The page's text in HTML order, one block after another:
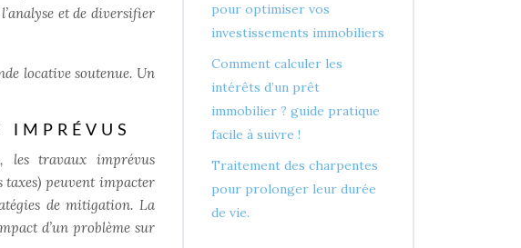
et de diversifier
locative soutenue. Un
IMPRÉVUS
les travaux imprévus
taxes) peuvent impacter
de mitigation. La
d’un problème sur
pour optimiser vos
investissements immobiliers
Comment calculer les
intérêts d’un prêt
immobilier ? guide pratique
facile à suivre !
Traitement des charpentes
pour prolonger leur durée
de vie.